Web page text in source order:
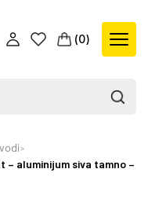
(0)
– aluminijum siva tamno –